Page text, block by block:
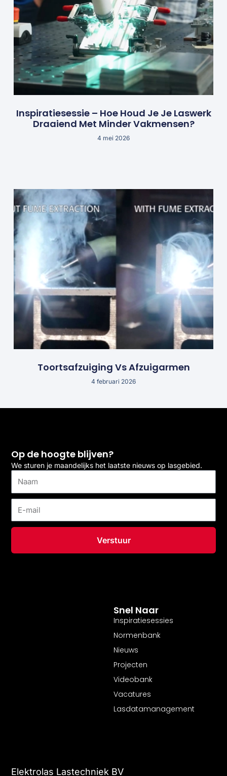
Inspiratiesessie – Hoe Houd Je Je Laswerk
Draaiend Met Minder Vakmensen?
4 mei 2026
Toortsafzuiging Vs Afzuigarmen
4 februari 2026
Elektrolas Lastechniek BV
Snel Naar
Inspiratiesessies
Normenbank
Nieuws
Projecten
Videobank
Vacatures
Lasdatamanagement
Op de hoogte blijven?
We sturen je maandelijks het laatste nieuws op lasgebied.
mail
Verstuur